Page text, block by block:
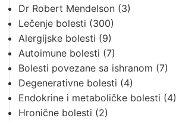
Dr Robert Mendelson (3)
Lečenje bolesti (300)
Alergijske bolesti (9)
Autoimune bolesti (7)
Bolesti povezane sa ishranom (7)
Degenerativne bolesti (4)
Endokrine i metaboličke bolesti (4)
Hronične bolesti (2)